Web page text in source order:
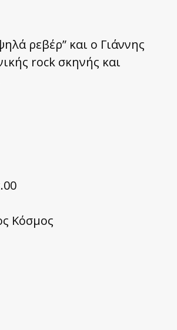
ρεβέρ” και ο Γιάννης
rock σκηνής και
Κόσμος